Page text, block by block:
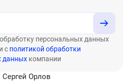
персональных данных
с политикой обработки
данных компании
Сергей Орлов